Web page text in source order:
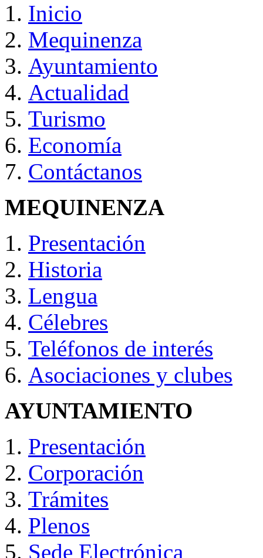
Inicio
Mequinenza
Ayuntamiento
Actualidad
Turismo
Economía
Contáctanos
MEQUINENZA
Presentación
Historia
Lengua
Célebres
Teléfonos de interés
Asociaciones y clubes
AYUNTAMIENTO
Presentación
Corporación
Trámites
Plenos
Sede Electrónica